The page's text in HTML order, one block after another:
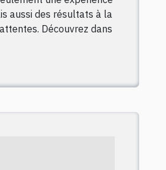
aussi des résultats à la
Découvrez dans